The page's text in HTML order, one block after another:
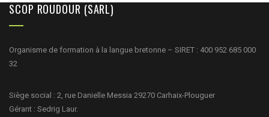
SCOP ROUDOUR (SARL)
Organisme de formation à la langue bretonne – SIRET : 400 952 685 000
32
Siège social : 2, rue Danielle Messia 29270 Carhaix-Plouguer
Gérant : Sedrig Laur.